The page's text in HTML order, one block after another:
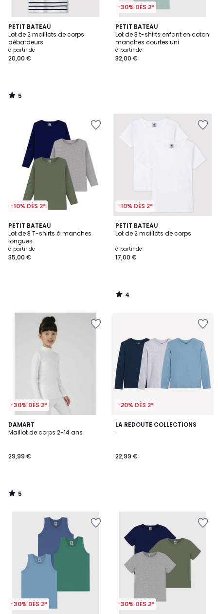
PETIT BATEAU
Lot de 2 maillots de corps
débardeurs
à partir de
20,00 €
5
/
5
5
/
-30% DÈS 2*
PETIT BATEAU
Lot de 3 t-shirts enfant en coton
manches courtes uni
à partir de
32,00 €
-10% DÈS 2*
PETIT BATEAU
Lot de 3 T-shirts à manches
longues
à partir de
35,00 €
-10% DÈS 2*
PETIT BATEAU
Lot de 2 maillots de corps
à partir de
17,00 €
4
/
4
/
-30% DÈS 2*
DAMART
Maillot de corps 2-14 ans
29,99 €
5
/
5
/
-20% DÈS 2*
LA REDOUTE COLLECTIONS
.
22,99 €
-30% DÈS 2* -30% DÈS 2*